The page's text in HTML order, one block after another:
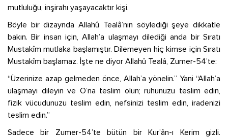
mutluluğu, inşirahı yaşayacaktır kişi.
Böyle bir dizaynda Allahû Tealâ’nın söylediği şeye dikkatle
bakın. Bir insan için, Allah’a ulaşmayı dilediği anda bir Sıratı
Mustakîm mutlaka başlamıştır. Dilemeyen hiç kimse için Sıratı
Mustakîm başlamaz. İşte ne diyor Allahû Tealâ, Zumer-54’te:
“Üzerinize azap gelmeden önce, Allah’a yönelin.” Yani “Allah’a
ulaşmayı dileyin ve O’na teslim olun; ruhunuzu teslim edin,
fizik vücudunuzu teslim edin, nefsinizi teslim edin, iradenizi
teslim edin.”
Sadece bir Zumer-54’te bütün bir Kur’ân-ı Kerim gizli.